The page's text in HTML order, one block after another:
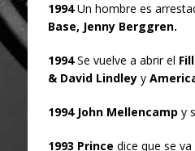
1994Un hombre es
Base, Jenny Berggren.
1994Se vuelve a abrir el
& David Lindleyy
1994 John Mellencamp y
1993 Prince dice que se